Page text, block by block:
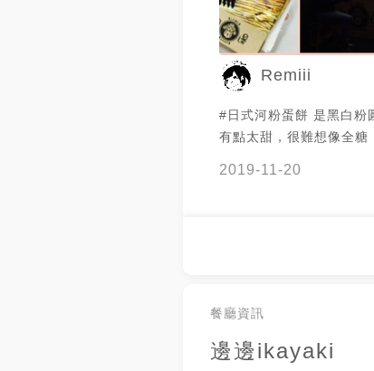
Remiii
#日式河粉蛋餅 是黑白粉
有點太甜，很難想像全糖
帶就沒有，所以我當場在
2019-11-20
餐廳資訊
邊邊ikayaki